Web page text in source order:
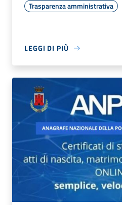
Trasparenza amministrativa
LEGGI DI PIÙ